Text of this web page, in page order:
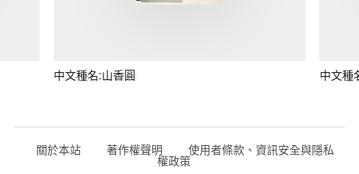
中文種名:山香圓 中文種
關於本站 著作權聲明 使用者條款、資訊安全與隱私
權政策